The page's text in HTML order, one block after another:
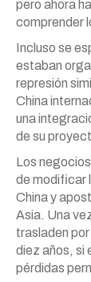
pero ahora
comprender
Incluso se
estaban
represión
China
una
de su
Los
de modificar
China y
Asia. Una
trasladen
diez años, si
pérdidas